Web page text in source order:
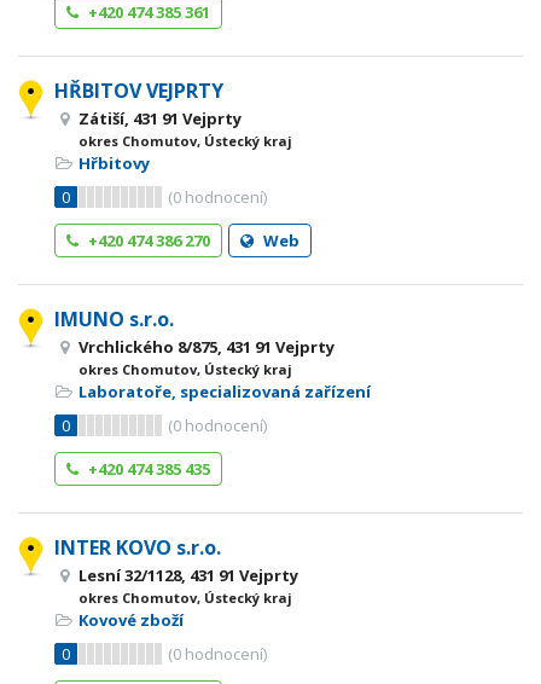
+420 474 385 361
HŘBITOV VEJPRTY
Zátiší, 431 91 Vejprty
okres Chomutov, Ústecký kraj
Hřbitovy
0
(0 hodnocení)
+420 474 386 270
Web
IMUNO s.r.o.
Vrchlického 8/875, 431 91 Vejprty
okres Chomutov, Ústecký kraj
Laboratoře, specializovaná zařízení
0
(0 hodnocení)
+420 474 385 435
INTER KOVO s.r.o.
Lesní 32/1128, 431 91 Vejprty
okres Chomutov, Ústecký kraj
Kovové zboží
0
(0 hodnocení)